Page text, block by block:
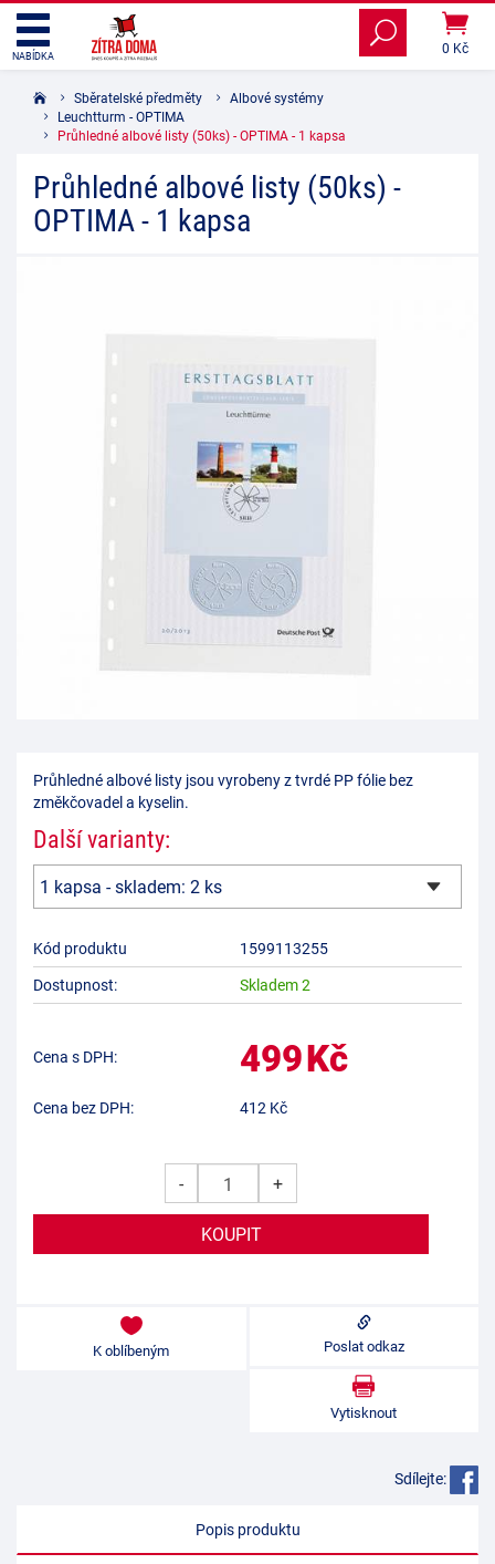
0 Kč
NABÍDKA
Sběratelské předměty
Albové systémy
Leuchtturm - OPTIMA
Průhledné albové listy (50ks) - OPTIMA - 1 kapsa
Průhledné albové listy (50ks) -
OPTIMA - 1 kapsa
Průhledné albové listy jsou vyrobeny z tvrdé PP fólie bez
změkčovadel a kyselin.
Další varianty:
Kód produktu
1599113255
Dostupnost:
Skladem 2
Cena s DPH: 499Kč
Cena bez DPH: 412 Kč
- +
K oblíbeným Poslat odkaz
Vytisknout
Sdílejte:
Popis produktu